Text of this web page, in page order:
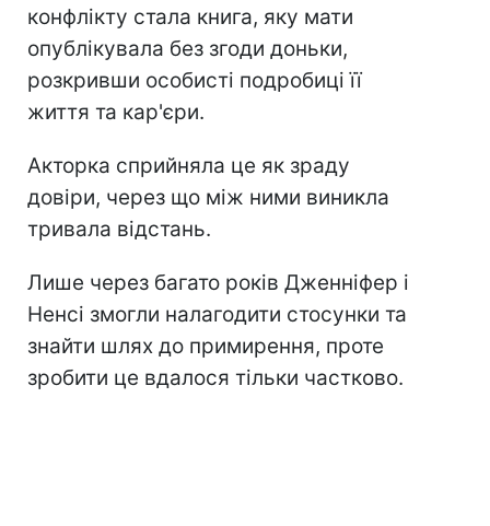
конфлікту стала книга, яку мати
опублікувала без згоди доньки,
розкривши особисті подробиці її
життя та кар'єри.
Акторка сприйняла це як зраду
довіри, через що між ними виникла
тривала відстань.
Лише через багато років Дженніфер і
Ненсі змогли налагодити стосунки та
знайти шлях до примирення, проте
зробити це вдалося тільки частково.